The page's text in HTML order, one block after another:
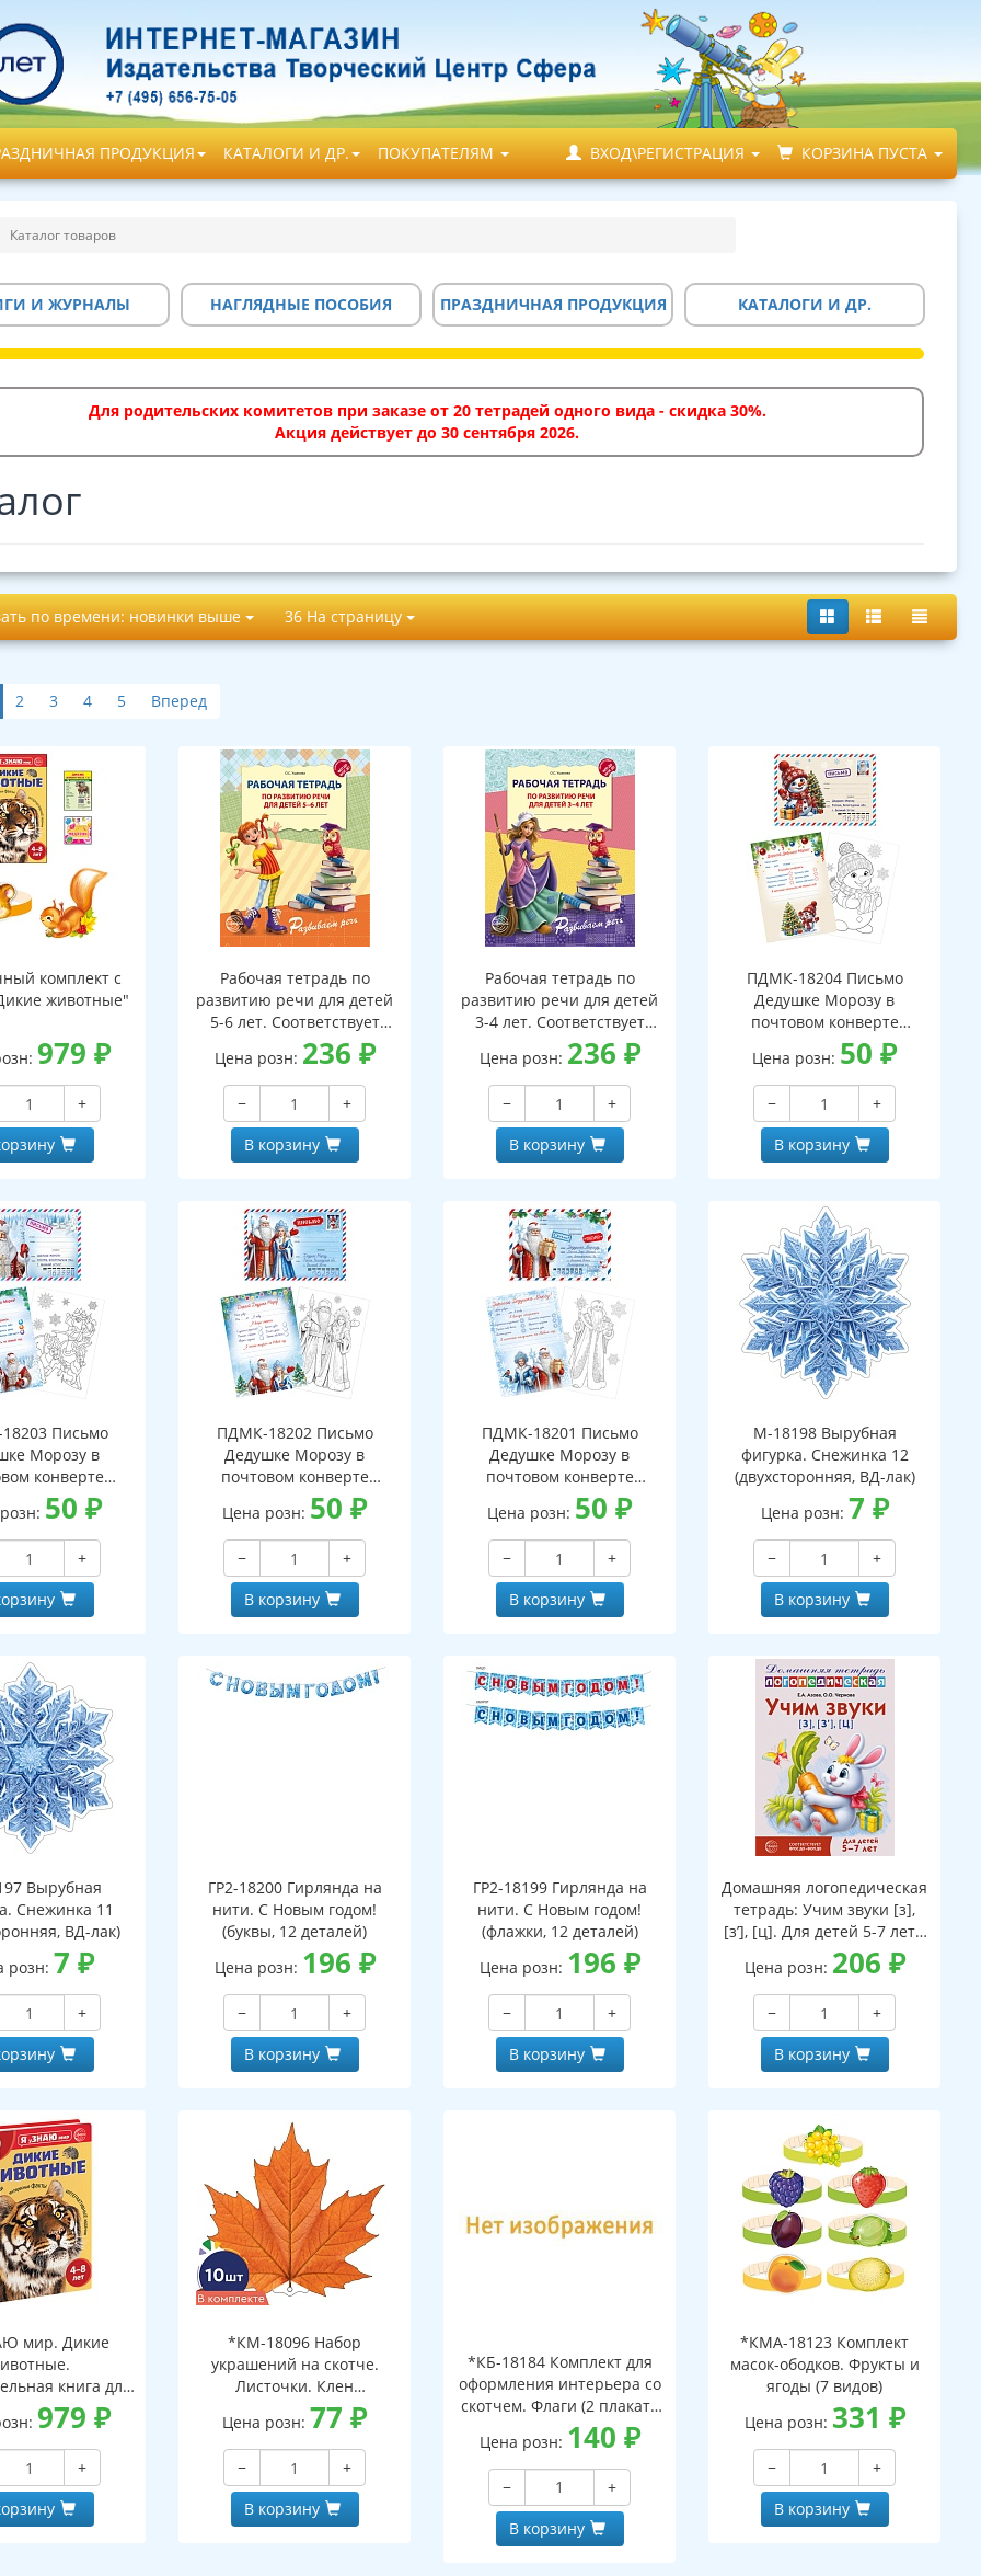
ПРОДУКЦИЯ КАТАЛОГИ И ДР. ПОКУПАТЕЛЯМ ВХОД\РЕГИСТРАЦИЯ КОРЗИНА ПУСТА
Каталог товаров
И ЖУРНАЛЫ НАГЛЯДНЫЕ ПОСОБИЯ ПРАЗДНИЧНАЯ ПРОДУКЦИЯ КАТАЛОГИ И ДР.
Для родительских комитетов при заказе от 20 тетрадей одного вида - скидка 30%.
Акция действует до 30 сентября 2026.
по времени: новинки выше 36 На страницу
2 3 4 5 Вперед
комплект с
животные"
979 ₽
+
Рабочая тетрадь по
развитию речи для детей
5-6 лет. Соответствует
ФГОС ДО - 3-е изд. испр.
Цена розн: 236 ₽
−
+
В корзину
Рабочая тетрадь по
развитию речи для детей
3-4 лет. Соответствует
ФГОС ДО - 3-е изд. испр.
Цена розн: 236 ₽
−
+
В корзину
ПДМК-18204 Письмо
Дедушке Морозу в
почтовом конверте
(конверт, письмо с текстом
и раскраской на обороте,
вырубная фигурка)
Цена розн: 50₽
−
+
В корзину
Письмо
Морозу в
конверте
письмо с текстом
на обороте,
фигурка)
50₽
+
ПДМК-18202 Письмо
Дедушке Морозу в
почтовом конверте
(конверт, письмо с текстом
и раскраской на обороте,
вырубная фигурка)
Цена розн: 50₽
−
+
В корзину
ПДМК-18201 Письмо
Дедушке Морозу в
почтовом конверте
(конверт, письмо с текстом
и раскраской на обороте,
вырубная фигурка)
Цена розн: 50₽
−
+
В корзину
М-18198 Вырубная
фигурка. Снежинка 12
(двухсторонняя, ВД-лак)
Цена розн: 7 ₽
−
+
В корзину
Вырубная
Снежинка 11
ВД-лак)
розн: 7 ₽
+
ГР2-18200 Гирлянда на
нити. С Новым годом!
(буквы, 12 деталей)
Цена розн: 196 ₽
−
+
В корзину
ГР2-18199 Гирлянда на
нити. С Новым годом!
(флажки, 12 деталей)
Цена розн: 196 ₽
−
+
В корзину
Домашняя логопедическая
тетрадь: Учим звуки [з],
[з’], [ц]. Для детей 5-7 лет -
3-е изд.
Цена розн: 206 ₽
−
+
В корзину
мир. Дикие
книга для
4-8 лет
979 ₽
+
*КМ-18096 Набор
украшений на скотче.
Листочки. Клен
наборе, двухсторонний,
ВД-лак)
Цена розн: 77₽
−
+
В корзину
*КБ-18184 Комплект для
оформления интерьера со
скотчем. Флаги (2 плаката
А3)
Цена розн: 140 ₽
−
+
В корзину
*КМА-18123 Комплект
масок-ободков. Фрукты и
ягоды (7 видов)
Цена розн: 331 ₽
−
+
В корзину